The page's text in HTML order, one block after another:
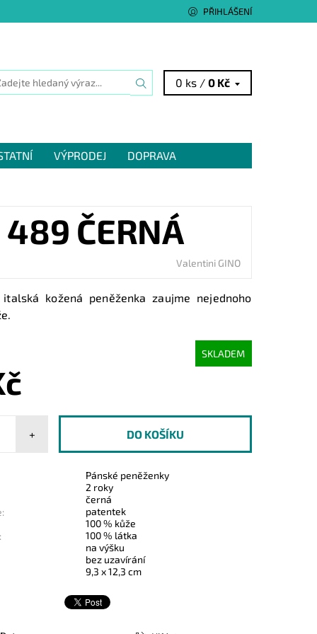
PŘIHLÁŠENÍ
0 ks /0 Kč
VÝPRODEJ
DOPRAVA
489 ČERNÁ
Valentini GINO
kožená peněženka zaujme nejednoho
SKLADEM
+
Pánské peněženky
2 roky
černá
patentek
100 % kůže
100 % látka
na výšku
bez uzavírání
9,3 x 12,3 cm